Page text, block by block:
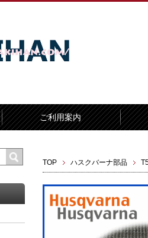
ご利用案内
TOP ハスクバーナ部品